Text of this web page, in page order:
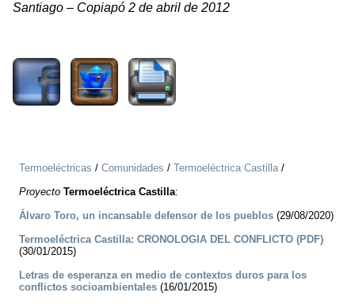
Santiago – Copiapó 2 de abril de 2012
Termoeléctricas / Comunidades / Termoeléctrica Castilla/
Proyecto Termoeléctrica Castilla:
Álvaro Toro, un incansable defensor de los pueblos (29/08/2020)
Termoeléctrica Castilla: CRONOLOGIA DEL CONFLICTO (PDF)
(30/01/2015)
Letras de esperanza en medio de contextos duros para los
conflictos socioambientales (16/01/2015)